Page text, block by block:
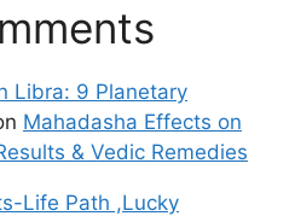
Libra: 9 Planetary
Mahadasha Effects on
& Vedic Remedies
Life Path ,Lucky